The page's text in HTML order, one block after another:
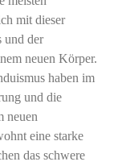
mit dieser
und der
neuen Körper.
haben im
und die
neuen
eine starke
das schwere